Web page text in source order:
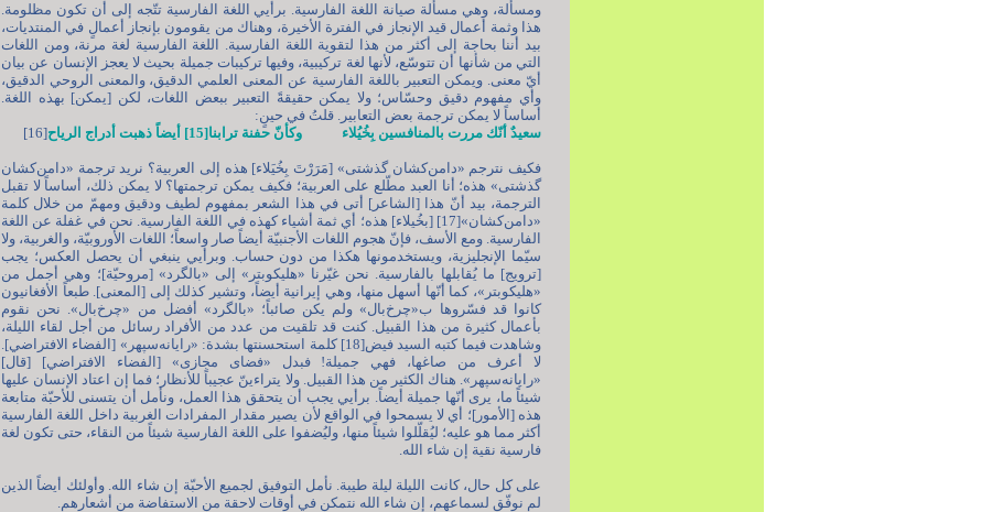
ومسألة، وهي مسألة صيانة اللغة الفارسية. برأيي اللغة الفارسية تتّجه إلى أن تكون مظلومة.
هذا وثمة أعمال قيد الإنجاز في الفترة الأخيرة، وهناك من يقومون بإنجاز أعمالٍ في المنتديات،
بيد أننا بحاجة إلى أكثر من هذا لتقوية اللغة الفارسية. اللغة الفارسية لغة مرنة، ومن اللغات
التي من شأنها أن تتوسّع، لأنها لغة تركيبية، وفيها تركيبات جميلة بحيث لا يعجز الإنسان عن بيان
أيّ معنى. ويمكن التعبير باللغة الفارسية عن المعنى العلمي الدقيق، والمعنى الروحي الدقيق،
وأي مفهوم دقيق وحسّاس؛ ولا يمكن حقيقةً التعبير ببعض اللغات، لكن [يمكن] بهذه اللغة.
أساساً لا يمكن ترجمة بعض التعابير. قلتُ في حينٍ:
سعيدٌ أنّك مررت بالمنافسين بِخُيُلاء وكأنّ حفنة ترابنا[15] أيضاً ذهبت أدراج الرياح
[16]
فكيف نترجم «دامن‌کشان گذشتی» [مَرَرْتَ بِخُيَلاء] هذه إلى العربية؟ نريد ترجمة «دامن‌کشان
گذشتی» هذه؛ أنا العبد مطّلع على العربية؛ فكيف يمكن ترجمتها؟ لا يمكن ذلك، أساساً لا تقبل
الترجمة، بيد أنّ هذا [الشاعر] أتى في هذا الشعر بمفهوم لطيف ودقيق ومهمّ من خلال كلمة
«دامن‌کشان»[17] [بخُيلاء] هذه؛ أي ثمة أشياء كهذه في اللغة الفارسية. نحن في غفلة عن اللغة
الفارسية. ومع الأسف، فإنّ هجوم اللغات الأجنبيّة أيضاً صار واسعاً؛ اللغات الأوروبيّة، والغربية، ولا
سيّما الإنجليزية، ويستخدمونها هكذا من دون حساب. وبرأيي ينبغي أن يحصل العكس؛ يجب
[ترويج] ما يُقابلها بالفارسية. نحن غيّرنا «هليكوبتر» إلى «بالگرد» [مروحيّة]؛ وهي أجمل من
«هليكوبتر»، كما أنّها أسهل منها، وهي إيرانية أيضاً، وتشير كذلك إلى [المعنى]. طبعاً الأفغانيون
كانوا قد فسّروها ب«چرخ‌بال» ولم يكن صائباً؛ «بالگرد» أفضل من «چرخ‌بال». نحن نقوم
بأعمال كثيرة من هذا القبيل. كنت قد تلقيت من عدد من الأفراد رسائل من أجل لقاء الليلة،
وشاهدت فيما كتبه السيد فيض[18] كلمة استحسنتها بشدة: «رایانه‌سپهر» [الفضاء الافتراضي].
لا أعرف من صاغها، فهي جميلة! فبدل «فضای مجازی» [الفضاء الافتراضي] [قال]
«رایانه‌سپهر». هناك الكثير من هذا القبيل. ولا يتراءينّ عجيباً للأنظار؛ فما إن اعتاد الإنسان عليها
شيئاً ما، يرى أنّها جميلة أيضاً. برأيي يجب أن يتحقق هذا العمل، ونأمل أن يتسنى للأحبّة متابعة
هذه [الأمور]؛ أي لا يسمحوا في الواقع لأن يصير مقدار المفرادات الغربية داخل اللغة الفارسية
أكثر مما هو عليه؛ ليُقلّلوا شيئاً منها، وليُضفوا على اللغة الفارسية شيئاً من النقاء، حتى تكون لغة
فارسية نقية إن شاء الله.
على كل حال، كانت الليلة ليلة طيبة. نأمل التوفيق لجميع الأحبّة إن شاء الله. وأولئك أيضاً الذين
لم نوفّق لسماعهم، إن شاء الله نتمكن في أوقات لاحقة من الاستفاضة من أشعارهم.